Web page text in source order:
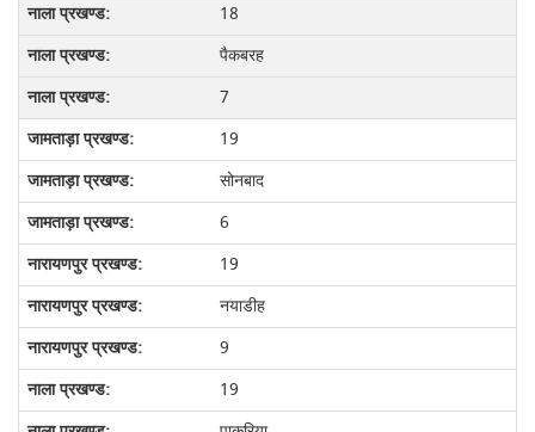
18
पैकबरह
7
19
सोनबाद
6
19
नयाडीह
9
19